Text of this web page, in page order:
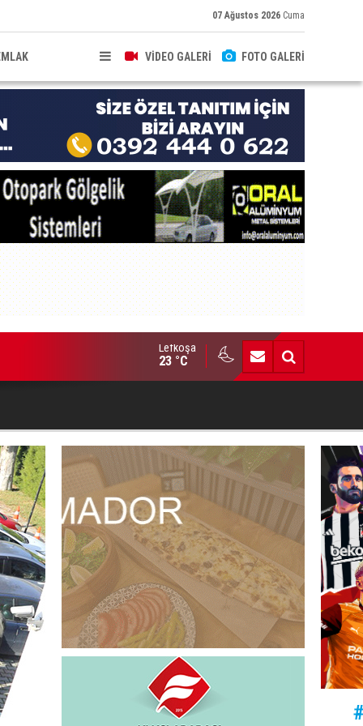
07 Ağustos 2026 Cuma
VİDEO GALERİ FOTO GALERİ
Lefkoşa
23 °C